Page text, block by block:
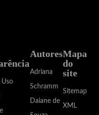
Uso
Autores
Adriana
Schramm
Daiane de
Mapa
do
site
Sitemap
XML